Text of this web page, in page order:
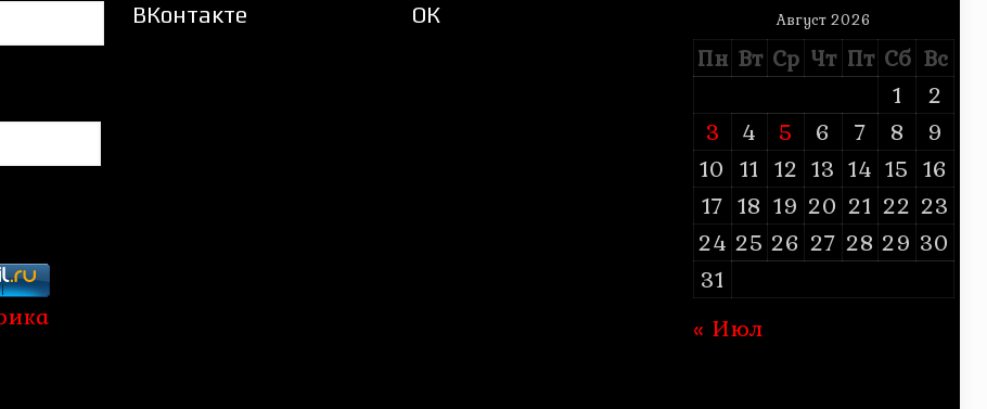
ВКонтакте ОК Август 2026
Пн Вт Ср Чт Пт Сб Вс
1
2
3
4 5 6 7 8
9
10 11 12 13 14 15 16
17 18 19 20 21 22 23
24 25 26 27 28 29 30
31
« Июл